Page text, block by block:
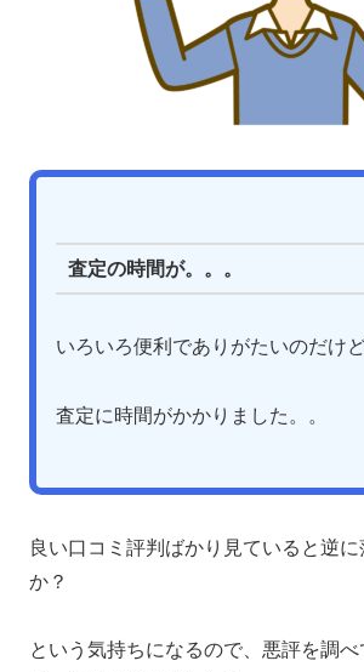
査定の時間が。。。
いろいろ便利でありがたいのだけど
査定に時間がかかりました。。
良い口コミ評判ばかり見ていると逆
か？
という気持ちになるので、悪評を調べ